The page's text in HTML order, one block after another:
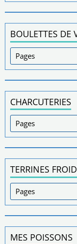
BOULETTES DE
CHARCUTERIES
TERRINES
MES POISSONS